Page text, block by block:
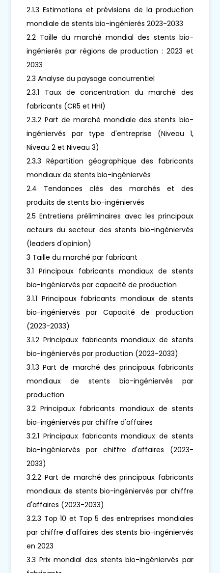
2.1.3 Estimations et prévisions de la production
mondiale de stents bio-ingénierés 2023-2033
2.2 Taille du marché mondial des stents bio-
ingénierés par régions de production : 2023 et
2033
2.3 Analyse du paysage concurrentiel
2.3.1 Taux de concentration du marché des
fabricants (CR5 et HHI)
2.3.2 Part de marché mondiale des stents bio-
ingéniervés par type d'entreprise (Niveau 1,
Niveau 2 et Niveau 3)
2.3.3 Répartition géographique des fabricants
mondiaux de stents bio-ingéniervés
2.4 Tendances clés des marchés et des
produits de stents bio-ingéniervés
2.5 Entretiens préliminaires avec les principaux
acteurs du secteur des stents bio-ingéniervés
(leaders d'opinion)
3 Taille du marché par fabricant
3.1 Principaux fabricants mondiaux de stents
bio-ingéniervés par capacité de production
3.1.1 Principaux fabricants mondiaux de stents
bio-ingéniervés par Capacité de production
(2023-2033)
3.1.2 Principaux fabricants mondiaux de stents
bio-ingéniervés par production (2023-2033)
3.1.3 Part de marché des principaux fabricants
mondiaux de stents bio-ingéniervés par
production
3.2 Principaux fabricants mondiaux de stents
bio-ingéniervés par chiffre d'affaires
3.2.1 Principaux fabricants mondiaux de stents
bio-ingéniervés par chiffre d'affaires (2023-
2033)
3.2.2 Part de marché des principaux fabricants
mondiaux de stents bio-ingéniervés par chiffre
d'affaires (2023-2033)
3.2.3 Top 10 et Top 5 des entreprises mondiales
par chiffre d'affaires des stents bio-ingéniervés
en 2023
3.3 Prix mondial des stents bio-ingéniervés par